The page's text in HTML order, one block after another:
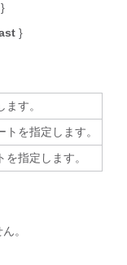
}
}
す。
を指定します。
指定します。
。